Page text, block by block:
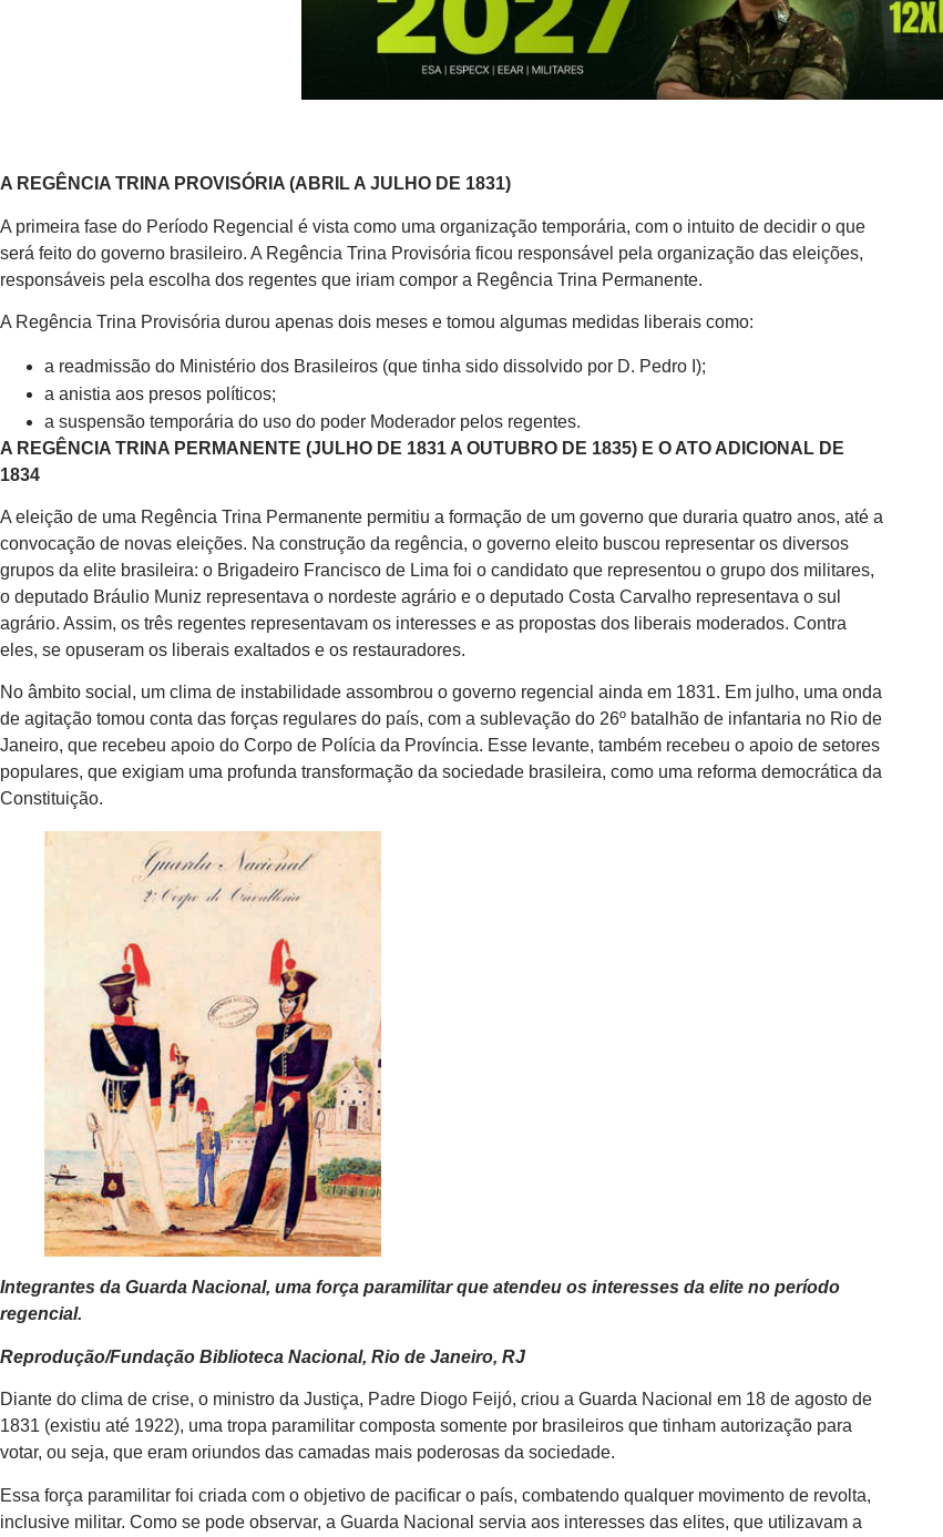
A REGÊNCIA TRINA PROVISÓRIA (ABRIL A JULHO DE 1831)
A primeira fase do Período Regencial é vista como uma organização temporária, com o intuito de decidir o que
será feito do governo brasileiro. A Regência Trina Provisória ficou responsável pela organização das eleições,
responsáveis pela escolha dos regentes que iriam compor a Regência Trina Permanente.
A Regência Trina Provisória durou apenas dois meses e tomou algumas medidas liberais como:
a readmissão do Ministério dos Brasileiros (que tinha sido dissolvido por D. Pedro I);
a anistia aos presos políticos;
a suspensão temporária do uso do poder Moderador pelos regentes.
A REGÊNCIA TRINA PERMANENTE (JULHO DE 1831 A OUTUBRO DE 1835) E O ATO ADICIONAL DE
1834
A eleição de uma Regência Trina Permanente permitiu a formação de um governo que duraria quatro anos, até a
convocação de novas eleições. Na construção da regência, o governo eleito buscou representar os diversos
grupos da elite brasileira: o Brigadeiro Francisco de Lima foi o candidato que representou o grupo dos militares,
o deputado Bráulio Muniz representava o nordeste agrário e o deputado Costa Carvalho representava o sul
agrário. Assim, os três regentes representavam os interesses e as propostas dos liberais moderados. Contra
eles, se opuseram os liberais exaltados e os restauradores.
No âmbito social, um clima de instabilidade assombrou o governo regencial ainda em 1831. Em julho, uma onda
de agitação tomou conta das forças regulares do país, com a sublevação do 26º batalhão de infantaria no Rio de
Janeiro, que recebeu apoio do Corpo de Polícia da Província. Esse levante, também recebeu o apoio de setores
populares, que exigiam uma profunda transformação da sociedade brasileira, como uma reforma democrática da
Constituição.
Integrantes da Guarda Nacional, uma força paramilitar que atendeu os interesses da elite no período
regencial.
Reprodução/Fundação Biblioteca Nacional, Rio de Janeiro, RJ
Diante do clima de crise, o ministro da Justiça, Padre Diogo Feijó, criou a Guarda Nacional em 18 de agosto de
1831 (existiu até 1922), uma tropa paramilitar composta somente por brasileiros que tinham autorização para
votar, ou seja, que eram oriundos das camadas mais poderosas da sociedade.
Essa força paramilitar foi criada com o objetivo de pacificar o país, combatendo qualquer movimento de revolta,
inclusive militar. Como se pode observar, a Guarda Nacional servia aos interesses das elites, que utilizavam a